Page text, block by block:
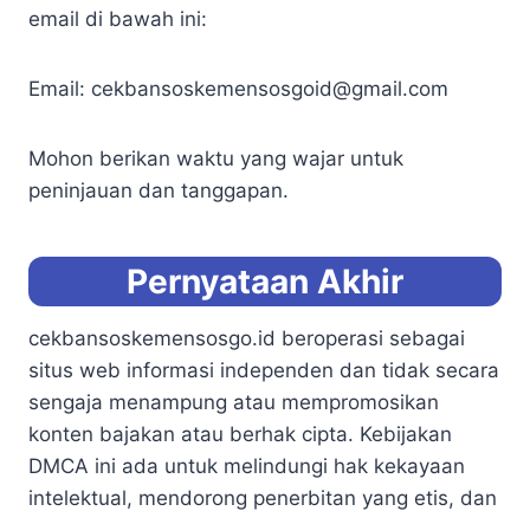
email di bawah ini:
Email: cekbansoskemensosgoid@gmail.com
Mohon berikan waktu yang wajar untuk
peninjauan dan tanggapan.
Pernyataan Akhir
cekbansoskemensosgo.id beroperasi sebagai
situs web informasi independen dan tidak secara
sengaja menampung atau mempromosikan
konten bajakan atau berhak cipta. Kebijakan
DMCA ini ada untuk melindungi hak kekayaan
intelektual, mendorong penerbitan yang etis, dan